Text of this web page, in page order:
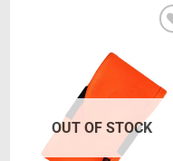
OUT OF STOCK